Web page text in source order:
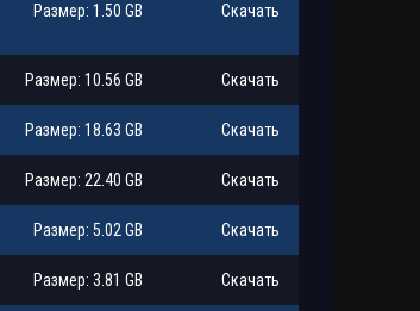
Размер: 1.50 GB Скачать
Размер: 10.56 GB Скачать
Размер: 18.63 GB Скачать
Размер: 22.40 GB Скачать
Размер: 5.02 GB Скачать
Размер: 3.81 GB Скачать